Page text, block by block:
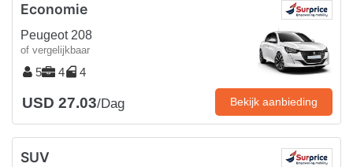
Economie
Peugeot 208
of vergelijkbaar
5 4 4
USD 27.03/Dag Bekijk aanbieding
SUV